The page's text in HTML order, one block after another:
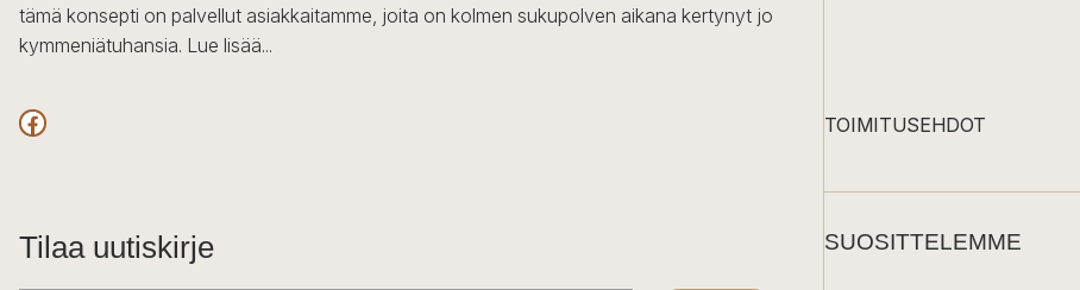
tämä konsepti on palvellut asiakkaitamme, joita on kolmen sukupolven aikana kertynyt jo
kymmeniätuhansia. Lue lisää...
Facebook
Tilaa uutiskirje
TOIMITUSEHDOT
SUOSITTELEMME